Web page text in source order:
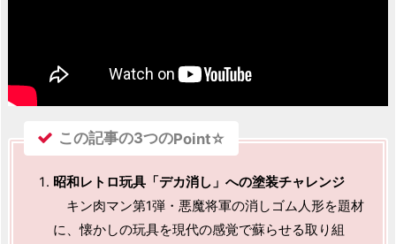
この記事の3つのPoint☆
昭和レトロ玩具「デカ消し」への塗装チャレンジ
キン肉マン第1弾・悪魔将軍の消しゴム人形を題材
に、懐かしの玩具を現代の感覚で蘇らせる取り組